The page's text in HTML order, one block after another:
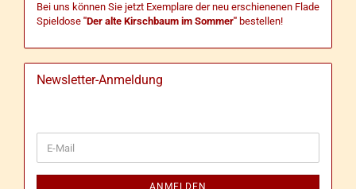
Bei uns können Sie jetzt Exemplare der neu erschienenen Flade
Spieldose "Der alte Kirschbaum im Sommer" bestellen!
Newsletter-Anmeldung
ZUR
E-
Mail
ANMELDEN